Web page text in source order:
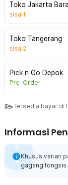
Toko Jakarta
sisa 1
Toko Tangerang
sisa 2
Pick n Go Depok
Pre-Order
Tersedia bayar di
Informasi
Khusus varian
gagang tongsis.